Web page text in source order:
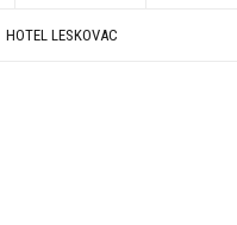
HOTEL LESKOVAC